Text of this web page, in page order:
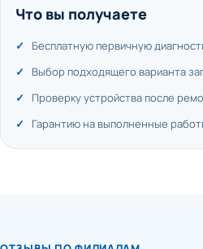
Что вы получаете
Бесплатную первичную
Выбор подходящего варианта
Проверку устройства после
Гарантию на выполненные